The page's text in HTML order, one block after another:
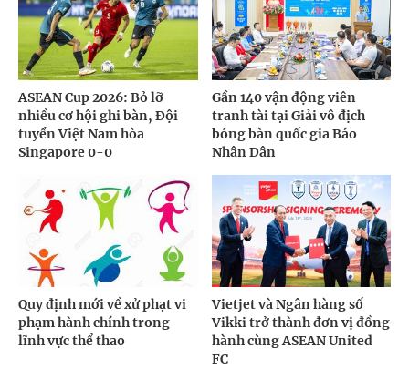
ASEAN Cup 2026: Bỏ lỡ
nhiều cơ hội ghi bàn, Đội
tuyển Việt Nam hòa
Singapore 0-0
Gần 140 vận động viên
tranh tài tại Giải vô địch
bóng bàn quốc gia Báo
Nhân Dân
Quy định mới về xử phạt vi
phạm hành chính trong
lĩnh vực thể thao
Vietjet và Ngân hàng số
Vikki trở thành đơn vị đồng
hành cùng ASEAN United
FC